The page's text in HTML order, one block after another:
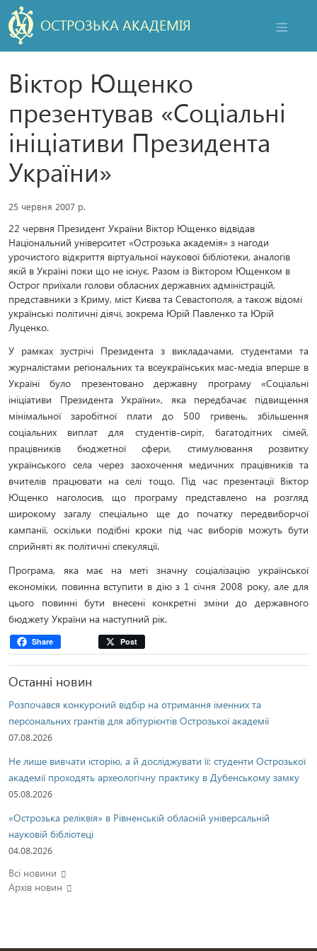
ОСТРОЗЬКА АКАДЕМІЯ
Віктор Ющенко
презентував «Соціальні
ініціативи Президента
України»
25 червня 2007 р.
22 червня Президент України Віктор Ющенко відвідав
Національний університет «Острозька академія» з нагоди
урочистого відкриття віртуальної наукової бібліотеки, аналогів
якій в Україні поки що не існує. Разом із Віктором Ющенком в
Острог приїхали голови обласних державних адміністрацій,
представники з Криму, міст Києва та Севастополя, а також відомі
українські політичні діячі, зокрема Юрій Павленко та Юрій
Луценко.
У рамках зустрічі Президента з викладачами, студентами та
журналістами регіональних та всеукраїнських мас-медіа вперше в
Україні було презентовано державну програму «Соціальні
ініціативи Президента України», яка передбачає підвищення
мінімальної заробітної плати до 500 гривень, збільшення
соціальних виплат для студентів-сиріт, багатодітних сімей,
працівників бюджетної сфери, стимулювання розвитку
українського села через заохочення медичних працівників та
вчителів працювати на селі тощо. Під час презентації Віктор
Ющенко наголосив, що програму представлено на розгляд
широкому загалу спеціально ще до початку передвиборчої
кампанії, оскільки подібні кроки під час виборів можуть бути
сприйняті як політичні спекуляції.
Програма, яка має на меті значну соціалізацію української
економіки, повинна вступити в дію з 1 січня 2008 року, але для
цього повинні бути внесені конкретні зміни до державного
бюджету України на наступний рік.
Share Post
Останні новин
Розпочався конкурсний відбір на отримання іменних та
персональних грантів для абітурієнтів Острозької академії
07.08.2026
Не лише вивчати історію, а й досліджувати її: студенти Острозької
академії проходять археологічну практику в Дубенському замку
05.08.2026
«Острозька реліквія» в Рівненській обласній універсальній
науковій бібліотеці
04.08.2026
Всі новини
Архів новин